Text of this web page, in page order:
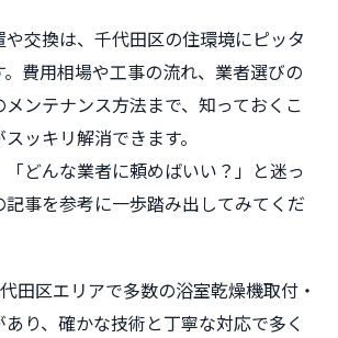
交換は、千代田区の住環境にピッタ
。費用相場や工事の流れ、業者選びの
ンテナンス方法まで、知っておくこ
ッキリ解消できます。
「どんな業者に頼めばいい？」と迷っ
事を参考に一歩踏み出してみてくだ
田区エリアで多数の浴室乾燥機取付・
り、確かな技術と丁寧な対応で多く